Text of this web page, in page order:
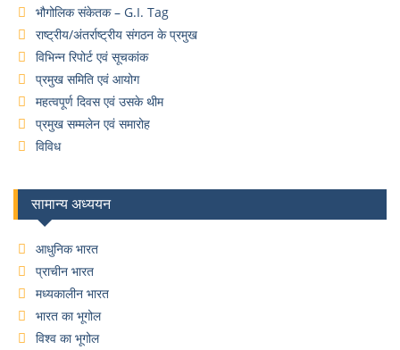
भौगोलिक संकेतक – G.I. Tag
राष्ट्रीय/अंतर्राष्ट्रीय संगठन के प्रमुख
विभिन्न रिपोर्ट एवं सूचकांक
प्रमुख समिति एवं आयोग
महत्वपूर्ण दिवस एवं उसके थीम
प्रमुख सम्मलेन एवं समारोह
विविध
सामान्य अध्ययन
आधुनिक भारत
प्राचीन भारत
मध्यकालीन भारत
भारत का भूगोल
विश्व का भूगोल